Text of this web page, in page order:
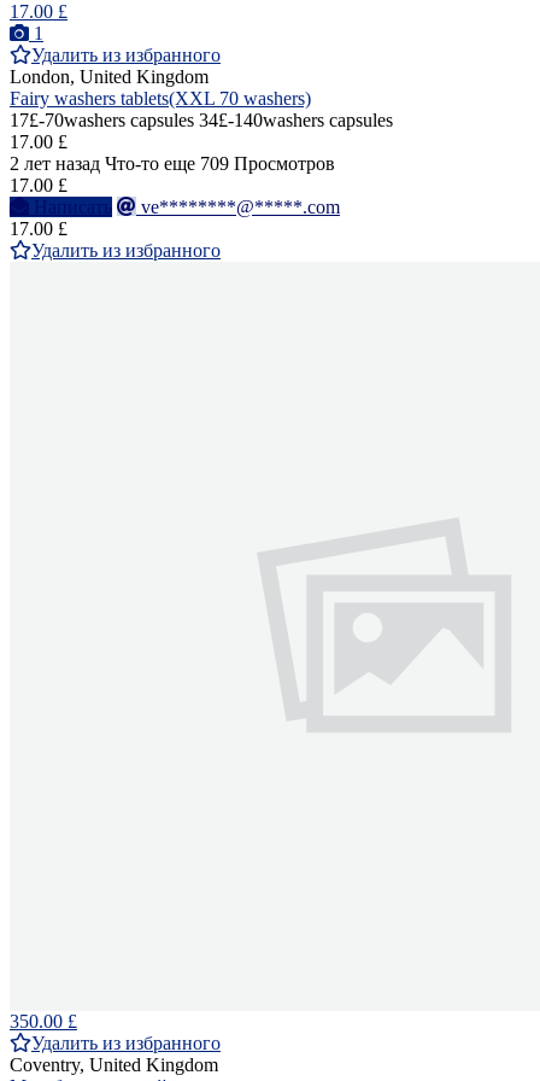
17.00 £
1
Удалить из избранного
London, United Kingdom
Fairy washers tablets(XXL 70 washers)
17£-70washers capsules 34£-140washers capsules
17.00 £
2 лет назад Что-то еще 709 Просмотров
17.00 £
Написать
ve********@*****.com
17.00 £
Удалить из избранного
350.00 £
Удалить из избранного
Coventry, United Kingdom